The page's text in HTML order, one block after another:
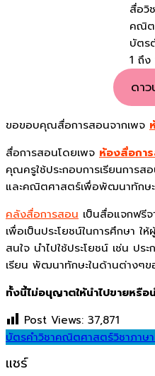
สื่อวิ
คณิต
บัตร
1 ถึง
ดา
ขอขอบคุณสื่อการสอนจากเพจ
สื่อการสอนโดยเพจ ห้องสื่อกา
คุณครูใช้ประกอบการเรียนการ
และคณิตศาสตร์เพื่อพัฒนาทักษะ
คลังสื่อการสอน เป็นสื่อแจกฟรี
เพื่อเป็นประโยชน์ในการศึกษา
สนใจ นำไปใช้ประโยชน์ เช่น ปร
เรียน พัฒนาทักษะในด้านต่างๆข
ทั้งนี้ไม่อนุญาตให้นำไปขายหรือ
Post Views: 37,871
บัตรคำวิชาคณิตศาสตร์วิชาภาษ
แชร์